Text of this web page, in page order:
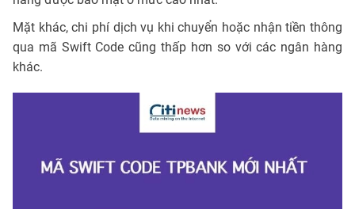
Mặt khác, chi phí dịch vụ khi chuyển hoặc nhận tiền thông
qua mã Swift Code cũng thấp hơn so với các ngân hàng
khác.